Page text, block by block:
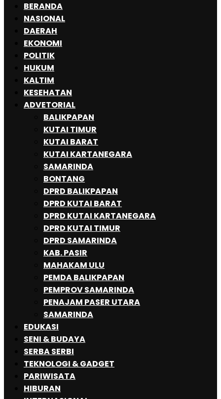
BERANDA
NASIONAL
DAERAH
EKONOMI
POLITIK
HUKUM
KALTIM
KESEHATAN
ADVETORIAL
BALIKPAPAN
KUTAI TIMUR
KUTAI BARAT
KUTAI KARTANEGARA
SAMARINDA
BONTANG
DPRD BALIKPAPAN
DPRD KUTAI BARAT
DPRD KUTAI KARTANEGARA
DPRD KUTAI TIMUR
DPRD SAMARINDA
KAB. PASIR
MAHAKAM ULU
PEMDA BALIKPAPAN
PEMPROV SAMARINDA
PENAJAM PASER UTARA
SAMARINDA
EDUKASI
SENI & BUDAYA
SERBA SERBI
TEKNOLOGI & GADGET
PARIWISATA
HIBURAN